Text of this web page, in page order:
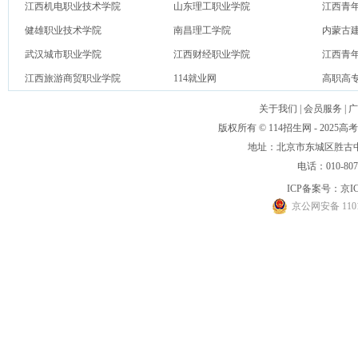
江西机电职业技术学院 山东理工职业学院 江西青
健雄职业技术学院 南昌理工学院 内蒙古
武汉城市职业学院 江西财经职业学院 江西青
江西旅游商贸职业学院 114就业网 高职高
关于我们 会员服务
版权所有 © 114招生网 - 2025高
地址：北京市东城区胜
电话：010-
ICP备案号： 京
京公网安备